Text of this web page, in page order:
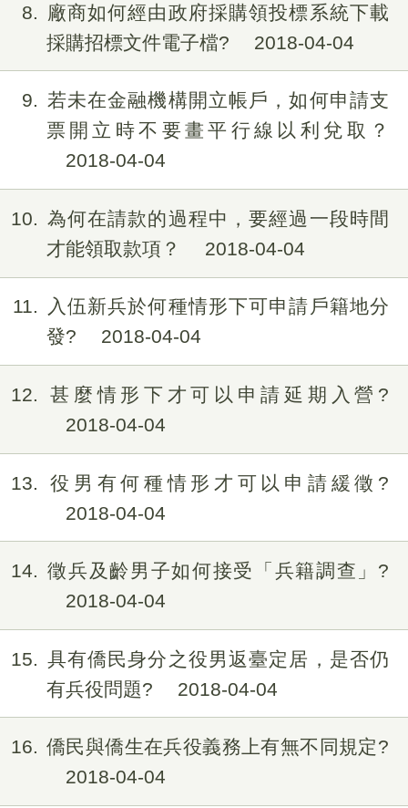
8
廠商如何經由政府採購領投標系統下載
採購招標文件電子檔?
2018-04-04
9
若未在金融機構開立帳戶，如何申請支
票開立時不要畫平行線以利兌取？
2018-04-04
10
為何在請款的過程中，要經過一段時間
才能領取款項？
2018-04-04
11
入伍新兵於何種情形下可申請戶籍地分
發?
2018-04-04
12
甚麼情形下才可以申請延期入營?
2018-04-04
13
役男有何種情形才可以申請緩徵?
2018-04-04
14
徵兵及齡男子如何接受「兵籍調查」?
2018-04-04
15
具有僑民身分之役男返臺定居，是否仍
有兵役問題?
2018-04-04
16
僑民與僑生在兵役義務上有無不同規定?
2018-04-04